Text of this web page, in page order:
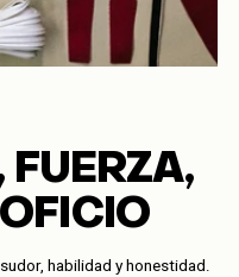
habilidad y honestidad.